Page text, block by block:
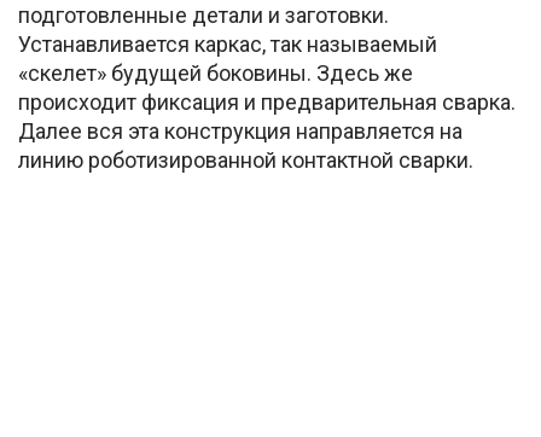
подготовленные детали и заготовки.
Устанавливается каркас, так называемый
«скелет» будущей боковины. Здесь же
происходит фиксация и предварительная сварка.
Далее вся эта конструкция направляется на
линию роботизированной контактной сварки.